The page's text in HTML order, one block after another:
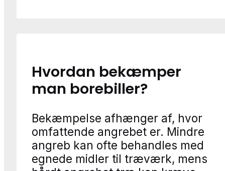
Hvordan bekæmper
man borebiller?
Bekæmpelse afhænger af, hvor
omfattende angrebet er. Mindre
angreb kan ofte behandles med
egnede midler til træværk, mens